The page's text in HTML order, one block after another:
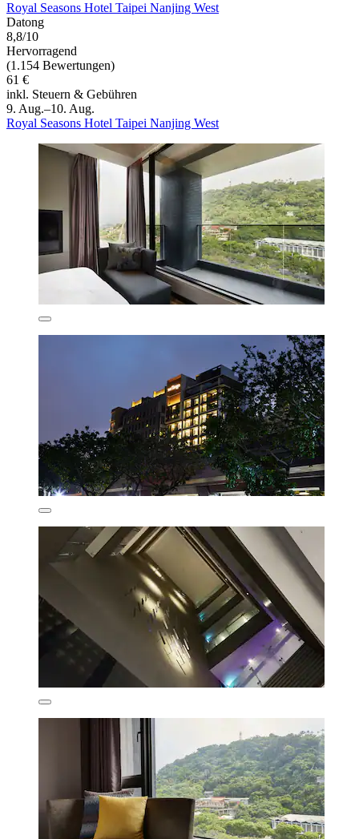
Royal Seasons Hotel Taipei Nanjing West
Datong
8,8/10
Hervorragend
(1.154 Bewertungen)
61 €
inkl. Steuern & Gebühren
9. Aug.–10. Aug.
Royal Seasons Hotel Taipei Nanjing West